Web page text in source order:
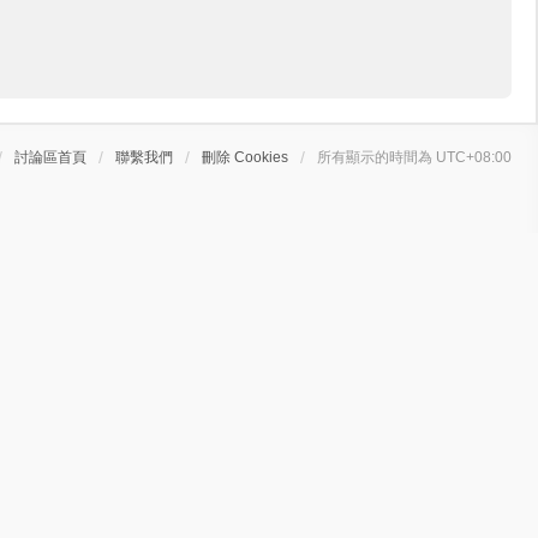
討論區首頁 聯繫我們 刪除 Cookies 所有顯示的時間為 UTC+08:00